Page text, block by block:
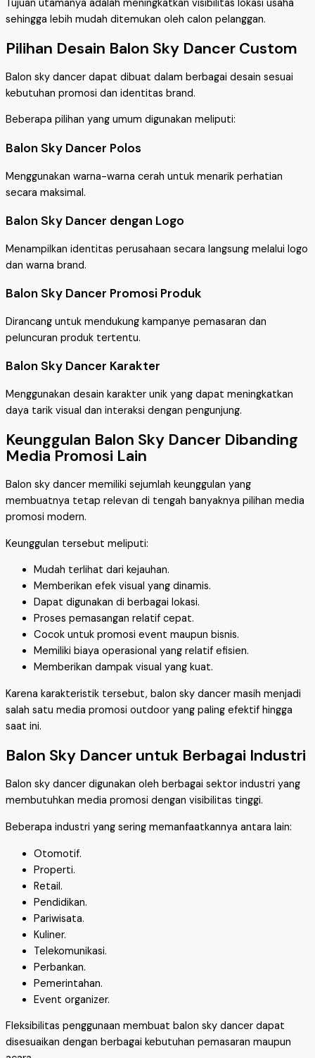
Tujuan utamanya adalah meningkatkan visibilitas lokasi usaha
sehingga lebih mudah ditemukan oleh calon pelanggan.
Pilihan Desain Balon Sky Dancer Custom
Balon sky dancer dapat dibuat dalam berbagai desain sesuai
kebutuhan promosi dan identitas brand.
Beberapa pilihan yang umum digunakan meliputi:
Balon Sky Dancer Polos
Menggunakan warna-warna cerah untuk menarik perhatian
secara maksimal.
Balon Sky Dancer dengan Logo
Menampilkan identitas perusahaan secara langsung melalui logo
dan warna brand.
Balon Sky Dancer Promosi Produk
Dirancang untuk mendukung kampanye pemasaran dan
peluncuran produk tertentu.
Balon Sky Dancer Karakter
Menggunakan desain karakter unik yang dapat meningkatkan
daya tarik visual dan interaksi dengan pengunjung.
Keunggulan Balon Sky Dancer Dibanding
Media Promosi Lain
Balon sky dancer memiliki sejumlah keunggulan yang
membuatnya tetap relevan di tengah banyaknya pilihan media
promosi modern.
Keunggulan tersebut meliputi:
Mudah terlihat dari kejauhan.
Memberikan efek visual yang dinamis.
Dapat digunakan di berbagai lokasi.
Proses pemasangan relatif cepat.
Cocok untuk promosi event maupun bisnis.
Memiliki biaya operasional yang relatif efisien.
Memberikan dampak visual yang kuat.
Karena karakteristik tersebut, balon sky dancer masih menjadi
salah satu media promosi outdoor yang paling efektif hingga
saat ini.
Balon Sky Dancer untuk Berbagai Industri
Balon sky dancer digunakan oleh berbagai sektor industri yang
membutuhkan media promosi dengan visibilitas tinggi.
Beberapa industri yang sering memanfaatkannya antara lain:
Otomotif.
Properti.
Retail.
Pendidikan.
Pariwisata.
Kuliner.
Telekomunikasi.
Perbankan.
Pemerintahan.
Event organizer.
Fleksibilitas penggunaan membuat balon sky dancer dapat
disesuaikan dengan berbagai kebutuhan pemasaran maupun